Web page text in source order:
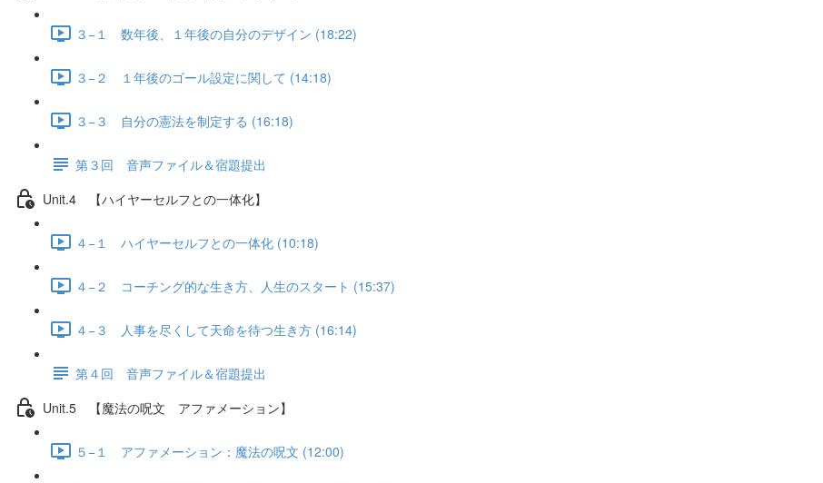
３−１ 数年後、１年後の自分のデザイン (18:22)
３−２ １年後のゴール設定に関して (14:18)
３−３ 自分の憲法を制定する (16:18)
第３回 音声ファイル＆宿題提出
Unit.4 【ハイヤーセルフとの一体化】
４−１ ハイヤーセルフとの一体化 (10:18)
４−２ コーチング的な生き方、人生のスタート (15:37)
４−３ 人事を尽くして天命を待つ生き方 (16:14)
第４回 音声ファイル＆宿題提出
Unit.5 【魔法の呪文 アファメーション】
５−１ アファメーション：魔法の呪文 (12:00)